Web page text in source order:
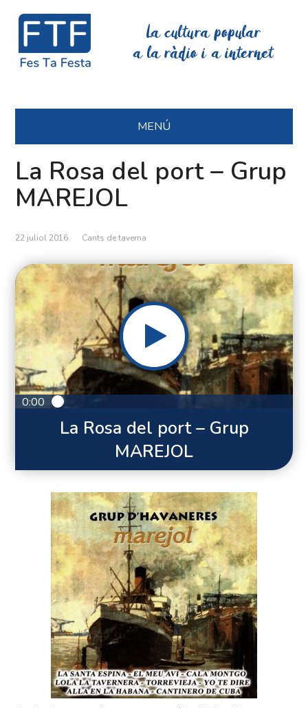
La cultura popular
a la ràdio i a internet
MENÚ
La Rosa del port – Grup
MAREJOL
22 juliol 2016 Cants de taverna
0:00
La Rosa del port – Grup
MAREJOL